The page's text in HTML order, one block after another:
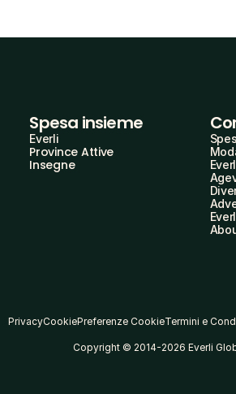
Spesa insieme
Everli
Province Attive
Insegne
PrivacyCookiePreferenze CookieTermini e
Copyright © 2014-2026 Everli